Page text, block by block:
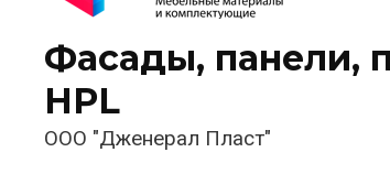
Фасады, панели,
HPL
ООО "Дженерал Пласт"